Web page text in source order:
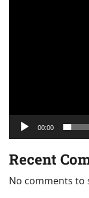
00:00
Recent
No comments to